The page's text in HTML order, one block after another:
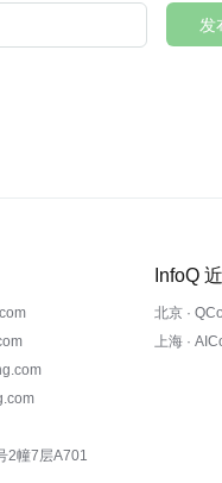
发
2幢7层A701
InfoQ
北京 ·
上海 ·